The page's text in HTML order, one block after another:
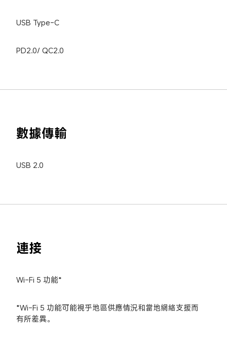
USB Type-C
PD2.0/ QC2.0
數據傳輸
USB 2.0
連接
Wi-Fi 5 功能*
*Wi-Fi 5 功能可能視乎地區供應情況和當地網絡支援而
有所差異。